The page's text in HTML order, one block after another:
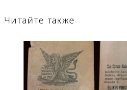
Читайте также